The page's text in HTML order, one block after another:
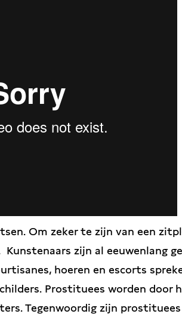
Om zeker te zijn van een
zijn al eeuwenlang
hoeren en escorts
Prostituees worden door
Tegenwoordig zijn